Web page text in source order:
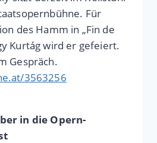
Für
des Hamm in „Fin de
Kurtág wird er gefeiert.
Gespräch.
3563256
in die Opern-